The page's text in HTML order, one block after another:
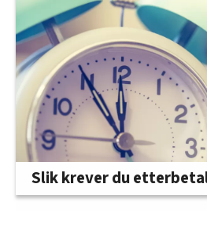
Slik krever du